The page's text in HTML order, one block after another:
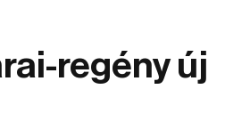
regény új